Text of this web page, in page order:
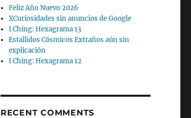
Feliz Año Nuevo 2026
XCuriosidades sin anuncios de Google
I Ching: Hexagrama 13
Estallidos Cósmicos Extraños aún sin
explicación
I Ching: Hexagrama 12
RECENT COMMENTS